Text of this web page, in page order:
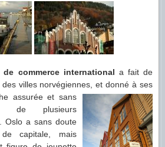
commerce international a fait de
villes norvégiennes,et donné à ses
assurée et sans
de plusieurs
Oslo a sans doute
capitale, mais